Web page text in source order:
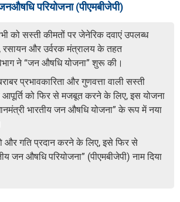
परियोजना (पीएमबीजेपी)
को सस्ती कीमतों पर जेनेरिक दवाएं उपलब्ध
रसायन और उर्वरक मंत्रालय के तहत
ने “जन औषधि योजना” शुरू की।
प्रभावकारिता और गुणवत्ता वाली सस्ती
को फिर से मजबूत करने के लिए, इस योजना
भारतीय जन औषधि योजना” के रूप में नया
और गति प्रदान करने के लिए, इसे फिर से
जन औषधि परियोजना” (पीएमबीजेपी) नाम दिया